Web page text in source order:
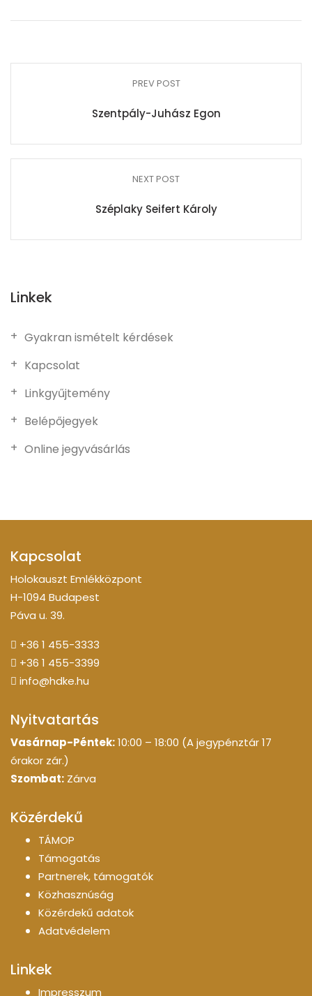
PREV POST
Szentpály-Juhász Egon
NEXT POST
Széplaky Seifert Károly
Linkek
Gyakran ismételt kérdések
Kapcsolat
Linkgyűjtemény
Belépőjegyek
Online jegyvásárlás
Kapcsolat
Holokauszt Emlékközpont
H-1094 Budapest
Páva u. 39.
+36 1 455-3333
+36 1 455-3399
info@hdke.hu
Nyitvatartás
Vasárnap-Péntek:10:00 – 18:00 (A jegypénztár 17
órakor zár.)
Szombat: Zárva
Közérdekű
TÁMOP
Támogatás
Partnerek, támogatók
Közhasznúság
Közérdekű adatok
Adatvédelem
Linkek
Impresszum